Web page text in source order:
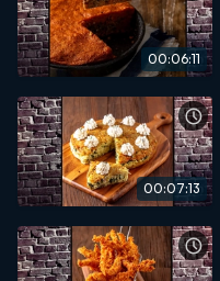
00:06:11
00:07:13